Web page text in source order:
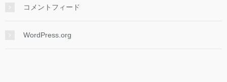
コメントフィード
WordPress.org